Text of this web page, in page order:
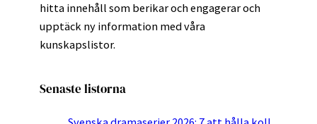
hitta innehåll som berikar och engagerar och
upptäck ny information med våra
kunskapslistor.
Senaste listorna